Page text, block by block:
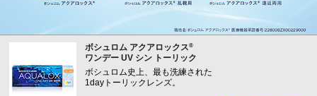
ボシュロム アクアロックス®
ワンデー UV シン トーリック
ボシュロム史上、最も洗練された
1dayトーリックレンズ。